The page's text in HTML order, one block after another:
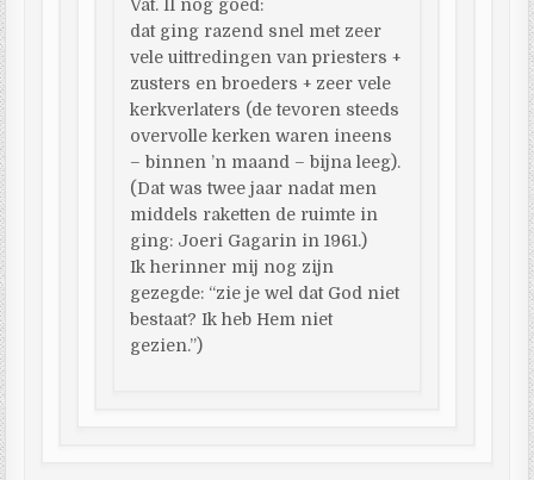
Vat. II nog goed:
dat ging razend snel met zeer
vele uittredingen van priesters +
zusters en broeders + zeer vele
kerkverlaters (de tevoren steeds
overvolle kerken waren ineens
– binnen ’n maand – bijna leeg).
(Dat was twee jaar nadat men
middels raketten de ruimte in
ging: Joeri Gagarin in 1961.)
Ik herinner mij nog zijn
gezegde: “zie je wel dat God niet
bestaat? Ik heb Hem niet
gezien.”)